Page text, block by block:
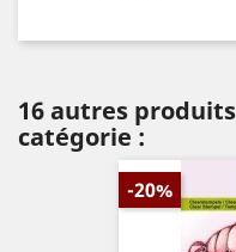
16 autres
catégorie :
-20%